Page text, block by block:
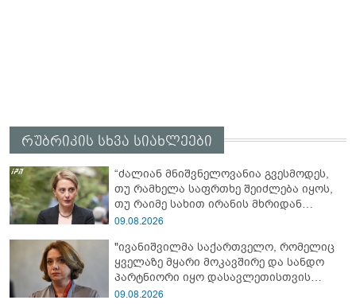
რუბრიკის სხვა სიახლეები
“ძალიან მნიშვნელოვანია გვესმოდეს,
თუ რამხელა საფრთხე შეიძლება იყოს,
თუ რაიმე სახით ირანის მხრიდან
ფინანსური ინსტიტუტები აძლიერებს
ანტიეროვნული ხელისუფლების
ფინანსურ სტაბილურობას“ - ხატია
დეკანოიძე
09.08.2026
"ივანიშვილმა საქართველო, რომელიც
ყველაზე მყარი მოკავშირე და სანდო
პარტნიორი იყო დასავლეთისთვის
რეგიონში, რუსეთის და ირანის
09.08.2026